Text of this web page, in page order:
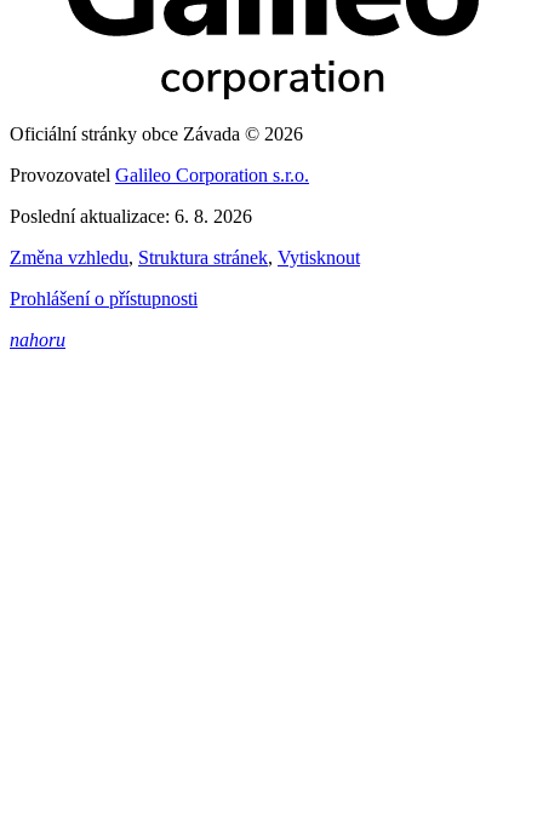
Oficiální stránky obce Závada © 2026
Provozovatel Galileo Corporation s.r.o.
Poslední aktualizace: 6. 8. 2026
Změna vzhledu, Struktura stránek, Vytisknout
Prohlášení o přístupnosti
nahoru